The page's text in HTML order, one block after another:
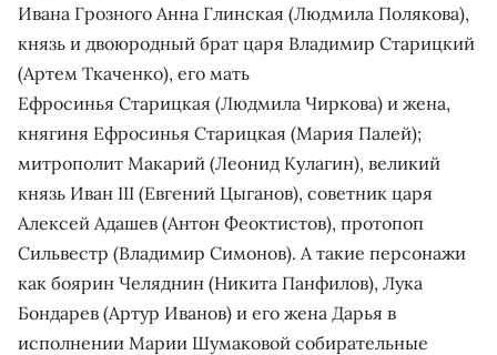
Ивана Грозного Анна Глинская (Людмила Полякова),
князь и двоюродный брат царя Владимир Cтарицкий
(Артем Ткаченко), его мать
Ефросинья Старицкая (Людмила Чиркова) и жена,
княгиня Ефросинья Старицкая (Мария Палей);
митрополит Макарий (Леонид Кулагин), великий
князь Иван III (Евгений Цыганов), советник царя
Алексей Адашев (Антон Феоктистов), протопоп
Сильвестр (Владимир Симонов). А такие персонажи
как боярин Челяднин (Никита Панфилов), Лука
Бондарев (Артур Иванов) и его жена Дарья в
исполнении Марии Шумаковой собирательные